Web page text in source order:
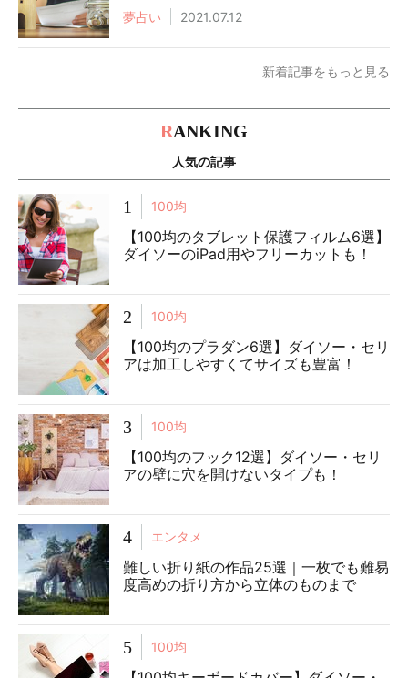
夢占い 2021.07.12
新着記事をもっと見る
RANKING
人気の記事
1 100均
【100均のタブレット保護フィルム6選】
ダイソーのiPad用やフリーカットも！
2 100均
【100均のプラダン6選】ダイソー・セリ
アは加工しやすくてサイズも豊富！
3 100均
【100均のフック12選】ダイソー・セリ
アの壁に穴を開けないタイプも！
4 エンタメ
難しい折り紙の作品25選｜一枚でも難易
度高めの折り方から立体のものまで
5 100均